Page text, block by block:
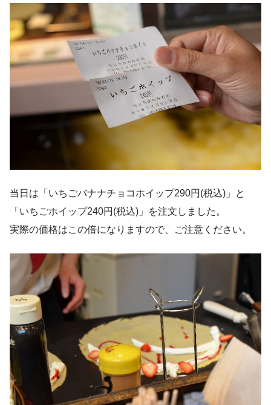
当日は「いちごバナナチョコホイップ290円(税込)」と
「いちごホイップ240円(税込)」を注文しました。
実際の価格はこの倍になりますので、ご注意ください。